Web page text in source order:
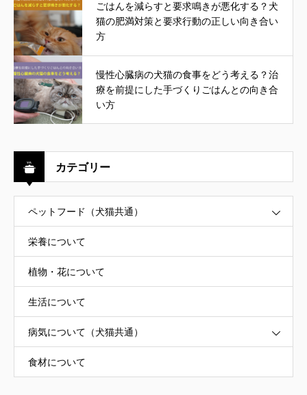
ごはんを減らすと要求鳴きが悪化する？犬
猫の肥満対策と要求行動の正しい向き合い
方
慢性心臓病の犬猫の食事をどう考える？治
療を前提にした手づくりごはんとの向き合
い方
カテゴリー
ペットフード（犬猫共通）
栄養について
植物・花について
生活について
病気について（犬猫共通）
食材について